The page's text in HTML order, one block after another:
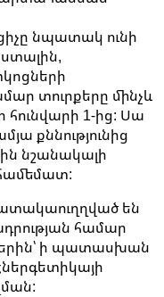
նպատակ ունի
տուրքերը մինչև
հունվարի 1-ից: Սա
քննությունից
նշանակալի
են
համար
ի պատասխան